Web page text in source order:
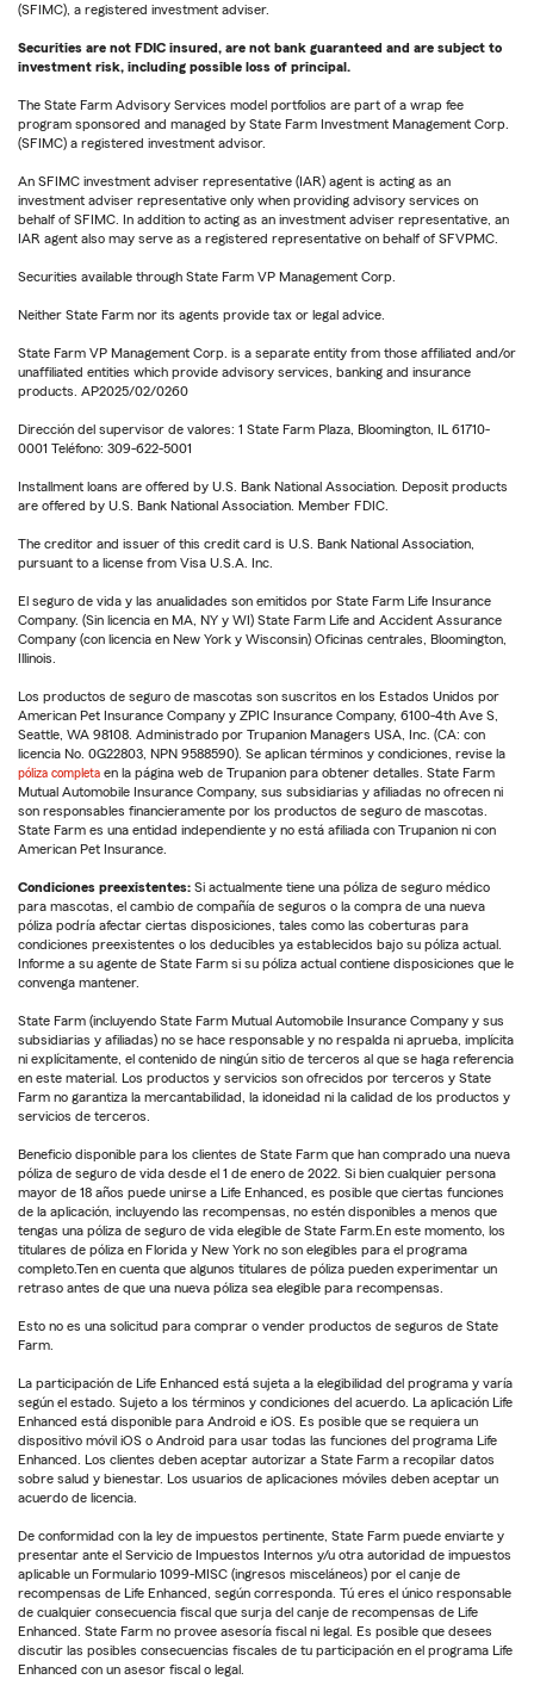
(SFIMC), a registered investment adviser.
Securities are not FDIC insured, are not bank guaranteed and are subject to
investment risk, including possible loss of principal.
The State Farm Advisory Services model portfolios are part of a wrap fee
program sponsored and managed by State Farm Investment Management Corp.
(SFIMC) a registered investment advisor.
An SFIMC investment adviser representative (IAR) agent is acting as an
investment adviser representative only when providing advisory services on
behalf of SFIMC. In addition to acting as an investment adviser representative, an
IAR agent also may serve as a registered representative on behalf of SFVPMC.
Securities available through State Farm VP Management Corp.
Neither State Farm nor its agents provide tax or legal advice.
State Farm VP Management Corp. is a separate entity from those affiliated and/or
unaffiliated entities which provide advisory services, banking and insurance
products. AP2025/02/0260
Dirección del supervisor de valores: 1 State Farm Plaza, Bloomington, IL 61710-
0001 Teléfono: 309-622-5001
Installment loans are offered by U.S. Bank National Association. Deposit products
are offered by U.S. Bank National Association. Member FDIC.
The creditor and issuer of this credit card is U.S. Bank National Association,
pursuant to a license from Visa U.S.A. Inc.
El seguro de vida y las anualidades son emitidos por State Farm Life Insurance
Company. (Sin licencia en MA, NY y WI) State Farm Life and Accident Assurance
Company (con licencia en New York y Wisconsin) Oficinas centrales, Bloomington,
Illinois.
Los productos de seguro de mascotas son suscritos en los Estados Unidos por
American Pet Insurance Company y ZPIC Insurance Company, 6100-4th Ave S,
Seattle, WA 98108. Administrado por Trupanion Managers USA, Inc. (CA: con
licencia No. 0G22803, NPN 9588590). Se aplican términos y condiciones, revise la
póliza completa en la página web de Trupanion para obtener detalles. State Farm
Mutual Automobile Insurance Company, sus subsidiarias y afiliadas no ofrecen ni
son responsables financieramente por los productos de seguro de mascotas.
State Farm es una entidad independiente y no está afiliada con Trupanion ni con
American Pet Insurance.
Condiciones preexistentes: Si actualmente tiene una póliza de seguro médico
para mascotas, el cambio de compañía de seguros o la compra de una nueva
póliza podría afectar ciertas disposiciones, tales como las coberturas para
condiciones preexistentes o los deducibles ya establecidos bajo su póliza actual.
Informe a su agente de State Farm si su póliza actual contiene disposiciones que le
convenga mantener.
State Farm (incluyendo State Farm Mutual Automobile Insurance Company y sus
subsidiarias y afiliadas) no se hace responsable y no respalda ni aprueba, implícita
ni explícitamente, el contenido de ningún sitio de terceros al que se haga referencia
en este material. Los productos y servicios son ofrecidos por terceros y State
Farm no garantiza la mercantabilidad, la idoneidad ni la calidad de los productos y
servicios de terceros.
Beneficio disponible para los clientes de State Farm que han comprado una nueva
póliza de seguro de vida desde el 1 de enero de 2022. Si bien cualquier persona
mayor de 18 años puede unirse a Life Enhanced, es posible que ciertas funciones
de la aplicación, incluyendo las recompensas, no estén disponibles a menos que
tengas una póliza de seguro de vida elegible de State Farm.En este momento, los
titulares de póliza en Florida y New York no son elegibles para el programa
completo.Ten en cuenta que algunos titulares de póliza pueden experimentar un
retraso antes de que una nueva póliza sea elegible para recompensas.
Esto no es una solicitud para comprar o vender productos de seguros de State
Farm.
La participación de Life Enhanced está sujeta a la elegibilidad del programa y varía
según el estado. Sujeto a los términos y condiciones del acuerdo. La aplicación Life
Enhanced está disponible para Android e iOS. Es posible que se requiera un
dispositivo móvil iOS o Android para usar todas las funciones del programa Life
Enhanced. Los clientes deben aceptar autorizar a State Farm a recopilar datos
sobre salud y bienestar. Los usuarios de aplicaciones móviles deben aceptar un
acuerdo de licencia.
De conformidad con la ley de impuestos pertinente, State Farm puede enviarte y
presentar ante el Servicio de Impuestos Internos y/u otra autoridad de impuestos
aplicable un Formulario 1099-MISC (ingresos misceláneos) por el canje de
recompensas de Life Enhanced, según corresponda. Tú eres el único responsable
de cualquier consecuencia fiscal que surja del canje de recompensas de Life
Enhanced. State Farm no provee asesoría fiscal ni legal. Es posible que desees
discutir las posibles consecuencias fiscales de tu participación en el programa Life
Enhanced con un asesor fiscal o legal.